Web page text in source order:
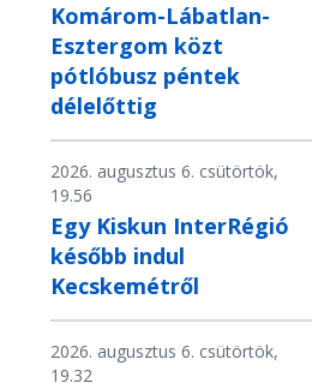
Komárom-Lábatlan-
Esztergom közt
pótlóbusz péntek
délelőttig
2026. augusztus 6. csütörtök,
19.56
Egy Kiskun InterRégió
később indul
Kecskemétről
2026. augusztus 6. csütörtök,
19.32